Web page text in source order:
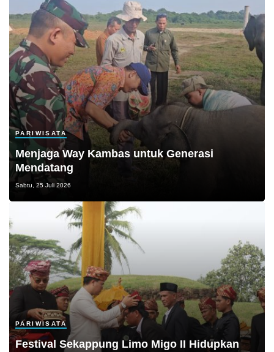
PARIWISATA
Menjaga Way Kambas untuk Generasi
Mendatang
Sabtu, 25 Juli 2026
PARIWISATA
Festival Sekappung Limo Migo II Hidupkan